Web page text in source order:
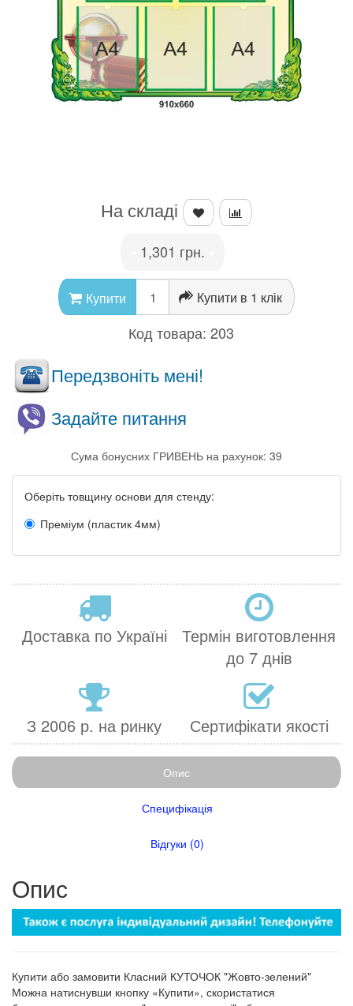
На складі
1,301 грн.
Купити Купити в 1 клік
Код товара: 203
Передзвоніть мені!
Задайте питання
Сума бонусних ГРИВЕНЬ на рахунок: 39
Оберіть товщину основи для стенду:
Преміум (пластик 4мм)
Доставка по Україні
Термін виготовлення
до 7 днів
З 2006 р. на ринку Сертифікати якості
Опис
Специфікація
Відгуки (0)
Опис
Купити або замовити Класний КУТОЧОК "Жовто-зелений"
Можна натиснувши кнопку «Купити», скористатися